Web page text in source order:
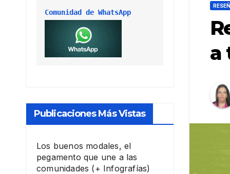
Comunidad de WhatsApp
Publicaciones Más Vistas
Los buenos modales, el
pegamento que une a las
comunidades (+ Infografías)
a